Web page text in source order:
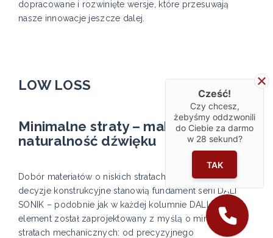
dopracowane i rozwinięte wersje, które przesuwają
nasze innowacje jeszcze dalej.
LOW LOSS
Minimalne straty – maksymalna
naturalność dźwięku
Dobór materiałów o niskich stratach oraz przemyślane
decyzje konstrukcyjne stanowią fundament serii DALI
SONIK – podobnie jak w każdej kolumnie DALI. Każdy
element został zaprojektowany z myślą o minimalnych
stratach mechanicznych: od precyzyjnego
Cześć!
Czy chcesz,
żebyśmy oddzwonili
do Ciebie za darmo
w 28 sekund?
TAK